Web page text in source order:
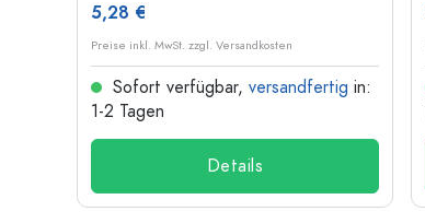
5,28 €
Preise inkl. MwSt. zzgl. Versandkosten
Sofort verfügbar, versandfertig in:
1-2 Tagen
Details